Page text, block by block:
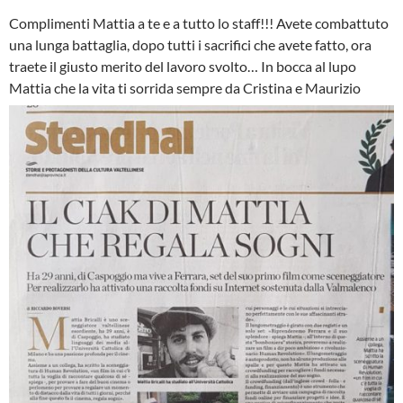
Complimenti Mattia a te e a tutto lo staff!!! Avete combattuto
una lunga battaglia, dopo tutti i sacrifici che avete fatto, ora
traete il giusto merito del lavoro svolto… In bocca al lupo
Mattia che la vita ti sorrida sempre da Cristina e Maurizio